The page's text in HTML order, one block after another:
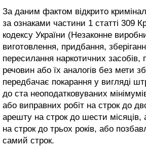
За даним фактом відкрито
за ознаками частини 1 статті 309
кодексу України (Незаконне
виготовлення, придбання,
пересилання наркотичних засобів,
речовин або їх аналогів без мети
передбачає покарання у вигляді
до ста неоподатковуваних
або виправних робіт на строк до
арешту на строк до шести місяців,
на строк до трьох років, або
самий строк.